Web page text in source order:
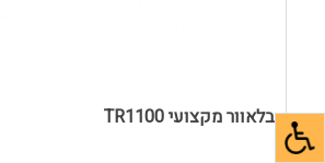
בלאוור מקצועי TR1100